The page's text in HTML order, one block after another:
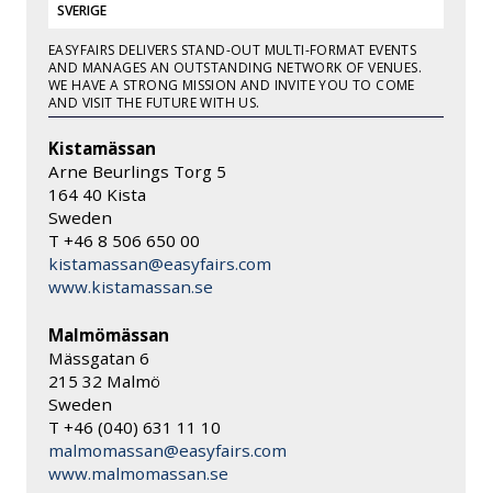
SVERIGE
EASYFAIRS DELIVERS STAND-OUT MULTI-FORMAT EVENTS
AND MANAGES AN OUTSTANDING NETWORK OF VENUES.
WE HAVE A STRONG MISSION AND INVITE YOU TO COME
AND VISIT THE FUTURE WITH US.
Kistamässan
Arne Beurlings Torg 5
164 40 Kista
Sweden
T +46 8 506 650 00
kistamassan@easyfairs.com
www.kistamassan.se
Malmömässan
Mässgatan 6
215 32 Malmö
Sweden
T +46 (040) 631 11 10
malmomassan@easyfairs.com
www.malmomassan.se